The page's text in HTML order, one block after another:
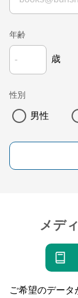
年齢
歳
性別
男性
メデ
ご希望のデー